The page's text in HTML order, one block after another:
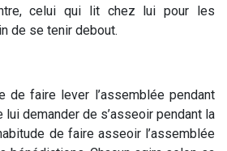
celui qui lit chez lui pour les
de se tenir debout.
de faire lever l’assemblée pendant
demander de s’asseoir pendant la
de faire asseoir l’assemblée